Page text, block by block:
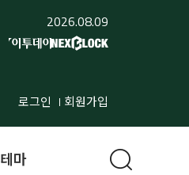
2026.08.09
로그인 회원가입
테마